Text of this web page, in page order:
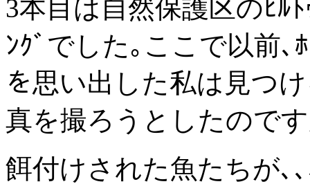
3本目は自然保護区のﾋﾙ
ﾝｸﾞでした｡ここで以前､
を思い出した私は見つ
真を撮ろうとしたので
餌付けされた魚たちが､